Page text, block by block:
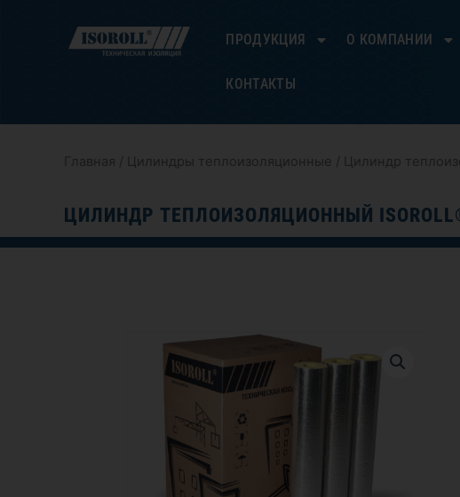
ПРОДУКЦИЯ О КОМПАНИИ
КОНТАКТЫ
Главная / Цилиндры теплоизоляционные / Цилиндр
ЦИЛИНДР ТЕПЛОИЗОЛЯЦИОННЫЙ